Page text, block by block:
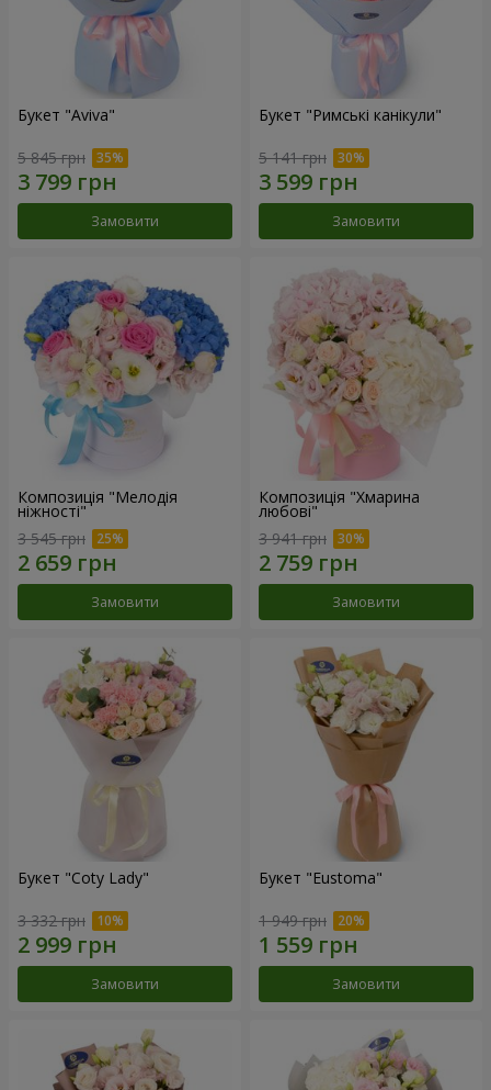
Букет "Aviva"
5 845 грн
Замовити
Букет "Римські канікули"
5 141 грн
Замовити
Композиція "Мелодія
ніжності"
3 545 грн
Замовити
Композиція "Хмарина
любові"
3 941 грн
Замовити
Букет "Coty Lady"
3 332 грн
Замовити
Букет "Eustoma"
1 949 грн
Замовити